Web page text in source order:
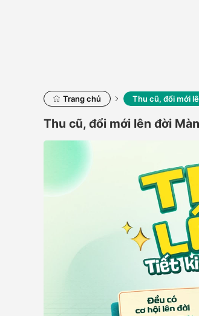
Trang chủ Thu cũ, đổi mới
Thu cũ, đổi mới lên đời